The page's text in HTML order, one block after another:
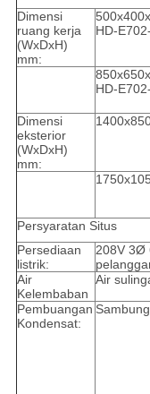
Dimensi
ruang kerja
(WxDxH)
mm:
HD-
HD-
Dimensi
eksterior
(WxDxH)
mm:
Persyaratan Situs
Persediaan
listrik:
208V 3Ø
Air
Kelembaban
Air
Pembuangan
Kondensat: